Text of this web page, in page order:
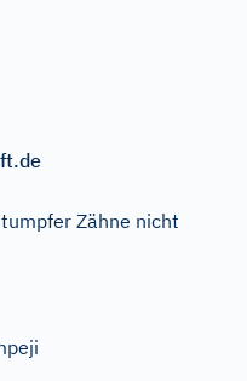
Zähne nicht